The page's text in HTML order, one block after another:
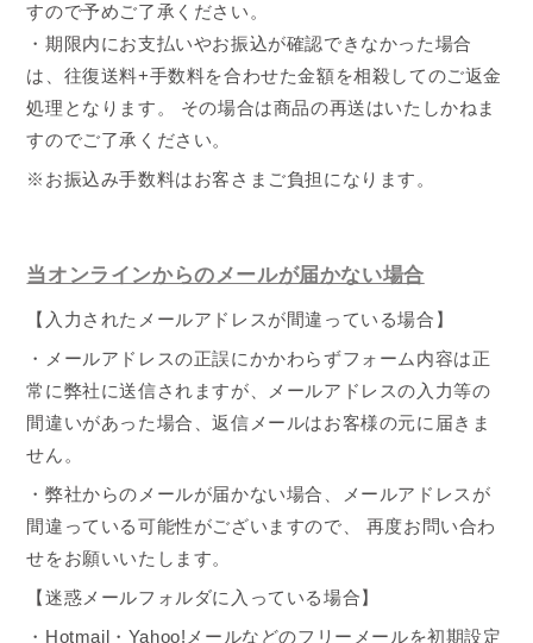
すので予めご了承ください。
・期限内にお支払いやお振込が確認できなかった場合
は、往復送料+手数料を合わせた金額を相殺してのご返金
処理となります。 その場合は商品の再送はいたしかねま
すのでご了承ください。
※お振込み手数料はお客さまご負担になります。
当オンラインからのメールが届かない場合
【入力されたメールアドレスが間違っている場合】
・メールアドレスの正誤にかかわらずフォーム内容は正
常に弊社に送信されますが、メールアドレスの入力等の
間違いがあった場合、返信メールはお客様の元に届きま
せん。
・弊社からのメールが届かない場合、メールアドレスが
間違っている可能性がございますので、 再度お問い合わ
せをお願いいたします。
【迷惑メールフォルダに入っている場合】
・ Hotmail ・ Yahoo! メールなどのフリーメールを初期設定